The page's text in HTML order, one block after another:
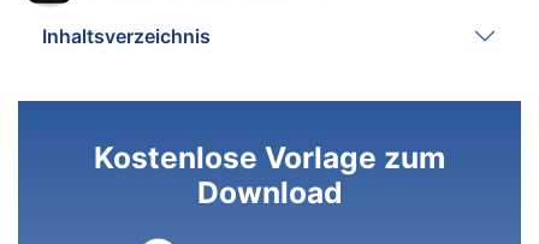
Inhaltsverzeichnis
Kostenlose Vorlage zum
Download